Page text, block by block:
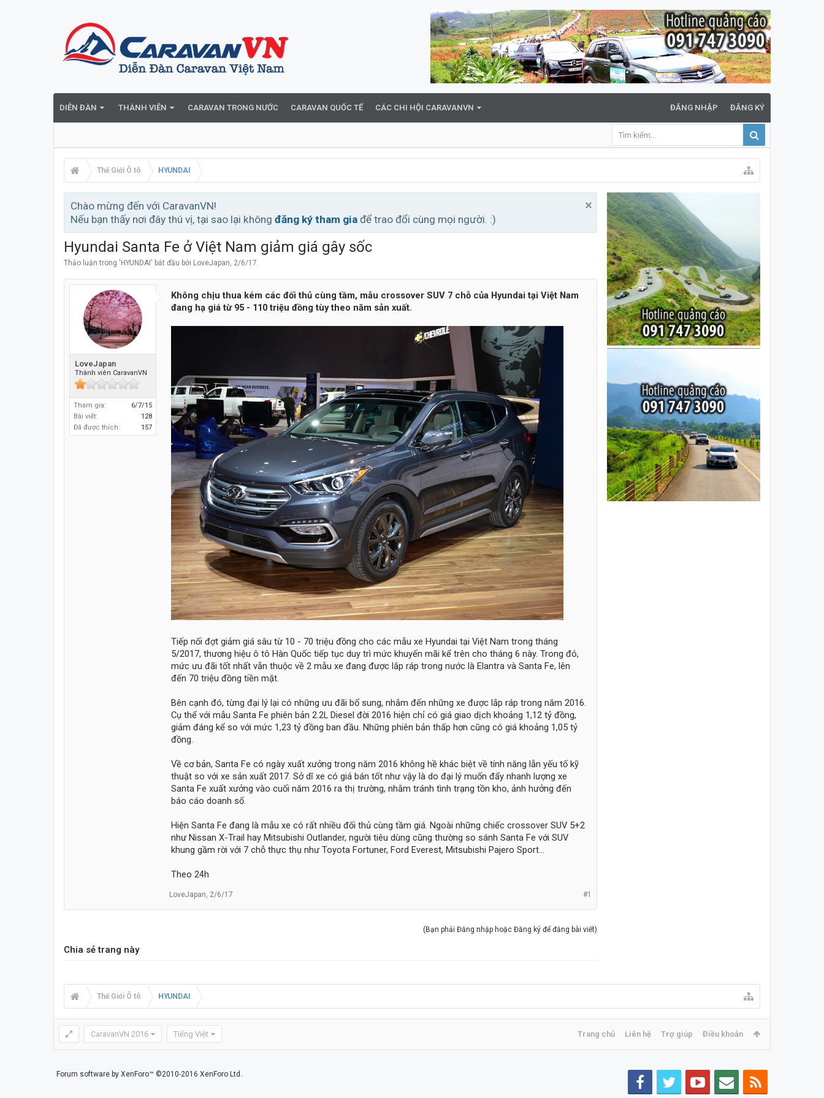
DIỄN ĐÀN THÀNH VIÊN CARAVAN TRONG NƯỚC CARAVAN QUỐC TẾ CÁC CHI HỘI CARAVANVN ĐĂNG NHẬP ĐĂNG KÝ
Thế Giới Ô tô HYUNDAI
Chào mừng đến với CaravanVN!
Nếu bạn thấy nơi đây thú vị, tại sao lại không đăng ký tham gia để trao đổi cùng mọi người. :)
Hyundai Santa Fe ở Việt Nam giảm giá gây sốc
Thảo luận trong ' HYUNDAI ' bắt đầu bởi LoveJapan, 2/6/17.
LoveJapan
Thành viên CaravanVN
Tham gia:
6/7/15
Bài viết:
128
Đã được thích:
157
Không chịu thua kém các đối thủ cùng tầm, mẫu crossover SUV 7 chỗ của Hyundai tại Việt Nam
đang hạ giá từ 95 - 110 triệu đồng tùy theo năm sản xuất.
Tiếp nối đợt giảm giá sâu từ 10 - 70 triệu đồng cho các mẫu xe Hyundai tại Việt Nam trong tháng
5/2017, thương hiệu ô tô Hàn Quốc tiếp tục duy trì mức khuyến mãi kể trên cho tháng 6 này. Trong đó,
mức ưu đãi tốt nhất vẫn thuộc về 2 mẫu xe đang được lắp ráp trong nước là Elantra và Santa Fe, lên
đến 70 triệu đồng tiền mặt.
Bên cạnh đó, từng đại lý lại có những ưu đãi bổ sung, nhắm đến những xe được lắp ráp trong năm 2016.
Cụ thể với mẫu Santa Fe phiên bản 2.2L Diesel đời 2016 hiện chỉ có giá giao dịch khoảng 1,12 tỷ đồng,
giảm đáng kể so với mức 1,23 tỷ đồng ban đầu. Những phiên bản thấp hơn cũng có giá khoảng 1,05 tỷ
đồng.
Về cơ bản, Santa Fe có ngày xuất xưởng trong năm 2016 không hề khác biệt về tính năng lẫn yếu tố kỹ
thuật so với xe sản xuất 2017. Sở dĩ xe có giá bán tốt như vậy là do đại lý muốn đẩy nhanh lượng xe
Santa Fe xuất xưởng vào cuối năm 2016 ra thị trường, nhằm tránh tình trạng tồn kho, ảnh hưởng đến
báo cáo doanh số.
Hiện Santa Fe đang là mẫu xe có rất nhiều đối thủ cùng tầm giá. Ngoài những chiếc crossover SUV 5+2
như Nissan X-Trail hay Mitsubishi Outlander, người tiêu dùng cũng thường so sánh Santa Fe với SUV
khung gầm rời với 7 chỗ thực thụ như Toyota Fortuner, Ford Everest, Mitsubishi Pajero Sport...
Theo 24h
#1
LoveJapan, 2/6/17
(Bạn phải Đăng nhập hoặc Đăng ký để đăng bài viết)
Chia sẻ trang này
Thế Giới Ô tô HYUNDAI
CaravanVN 2016 Tiếng Việt Trang chủ Liên hệ Trợ giúp Điều khoản
Forum software by XenForo™ ©2010-2016 XenForo Ltd.